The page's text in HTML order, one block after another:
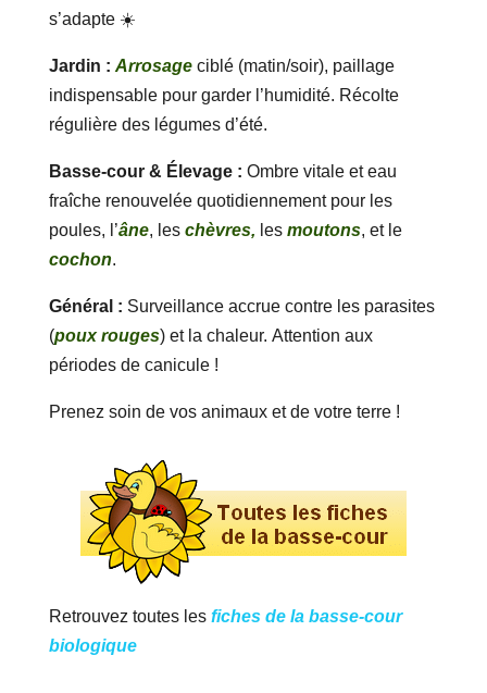
s’adapte ☀️
Jardin : Arrosageciblé (matin/soir), paillage
indispensable pour garder l’humidité. Récolte
régulière des légumes d’été.
Basse-cour & Élevage : Ombre vitale et eau
fraîche renouvelée quotidiennement pour les
poules, l’âne, les chèvres, les moutons, et le
cochon.
Général : Surveillance accrue contre les parasites
(poux rouges) et la chaleur. Attention aux
périodes de canicule !
Prenez soin de vos animaux et de votre terre !
Retrouvez toutes les fiches de la basse-cour
biologique